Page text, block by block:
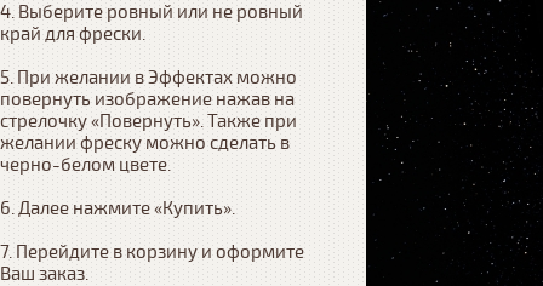
4. Выберите ровный или не ровный
край для фрески.
5. При желании в Эффектах можно
повернуть изображение нажав на
стрелочку «Повернуть». Также при
желании фреску можно сделать в
черно-белом цвете.
6. Далее нажмите «Купить».
7. Перейдите в корзину и оформите
Ваш заказ.